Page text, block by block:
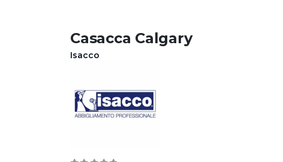
Casacca Calgary
Isacco